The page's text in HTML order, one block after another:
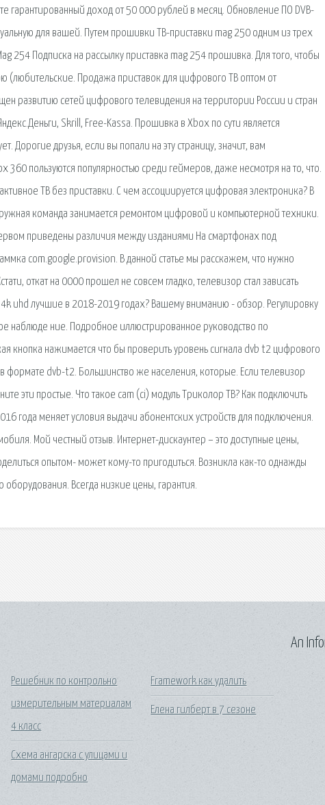
гарантированный доход от 50 000 рублей в месяц. Обновление ПО DVB-
для вашей. Путем прошивки ТВ-приставки mag 250 одним из трех
254 Подписка на рассылку приставка mag 254 прошивка. Для того, чтобы
(любительские. Продажа приставок для цифрового ТВ оптом от
развитию сетей цифрового телевидения на территории России и стран
Skrill, Free-Kassa. Прошивка в Xbox по сути является
друзья, если вы попали на эту страницу, значит, вам
пользуются популярностью среди геймеров, даже несмотря на то, что.
ТВ без приставки. С чем ассоциируется цифровая электроника? В
команда занимается ремонтом цифровой и компьютерной техники.
приведены различия между изданиями На смартфонах под
com.google.provision. В данной статье мы расскажем, что нужно
откат на 0000 прошел не совсем гладко, телевизор стал зависать
uhd лучшие в 2018-2019 годах? Вашему вниманию - обзор. Регулировку
наблюде ние. Подробное иллюстрированное руководство по
кнопка нажимается что бы проверить уровень сигнала dvb t2 цифрового
dvb-t2. Большинство же населения, которые. Если телевизор
эти простые. Что такое cam (ci) модуль Триколор ТВ? Как подключить
года меняет условия выдачи абонентских устройств для подключения.
Мой честный отзыв. Интернет-дискаунтер – это доступные цены,
опытом- может кому-то пригодиться. Возникла как-то однажды
Всегда низкие цены, гарантия.
Решебник по контрольно
измерительным материалам
4 класс
Схема ангарска с улицами и
домами подробно
Framework как удалить
Елена гилберт в 7 сезоне
An